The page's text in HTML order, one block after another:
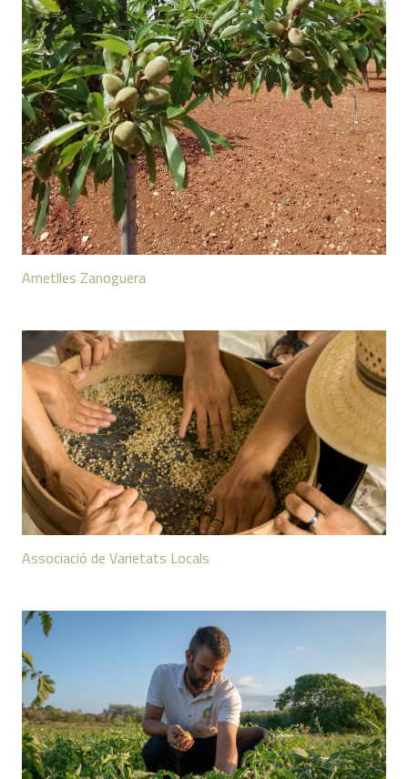
Ametlles Zanoguera
Associació de Varietats Locals